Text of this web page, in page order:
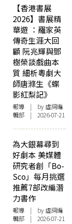
【香港書展
2026】書展精
華遊 ：羅家英
傳奇生涯大回
顧 阮兆輝與鄧
樹榮談戲曲本
質 細析粵劇大
師唐滌生《蝶
影紅梨記》
報導 | by 虛詞編
輯部 | 2026-07-21
為大銀幕尋到
好劇本 美媒體
研究者創「Bo-
Sco」每月挑選
推薦7部改編潛
力書作
報導 | by 虛詞編
輯部 | 2026-07-21